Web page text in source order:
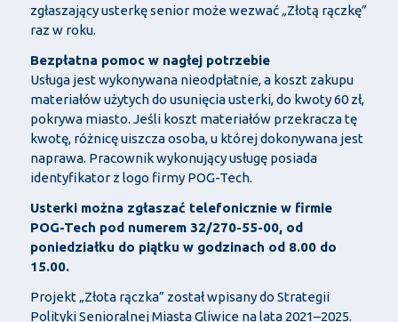
zgłaszający usterkę senior może wezwać „Złotą rączkę”
raz w roku.
Bezpłatna pomoc w nagłej potrzebie
Usługa jest wykonywana nieodpłatnie, a koszt zakupu
materiałów użytych do usunięcia usterki, do kwoty 60 zł,
pokrywa miasto. Jeśli koszt materiałów przekracza tę
kwotę, różnicę uiszcza osoba, u której dokonywana jest
naprawa. Pracownik wykonujący usługę posiada
identyfikator z logo firmy POG-Tech.
Usterki można zgłaszać telefonicznie w firmie
POG-Tech pod numerem 32/270-55-00, od
poniedziałku do piątku w godzinach od 8.00 do
15.00.
Projekt „Złota rączka” został wpisany do Strategii
Polityki Senioralnej Miasta Gliwice na lata 2021–2025.